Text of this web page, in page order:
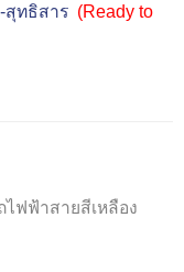
สุทธิสาร (Ready to
ไฟฟ้าสายสีเหลือง